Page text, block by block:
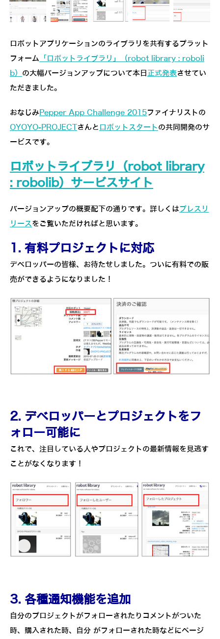
ロボットアプリケーションのライブラリを共有するプラット
フォーム 「ロボットライブラリ」（robot library : robo­li
b） の大幅バージョンアップについて本日 正式発表させてい
ただきました。
おなじみPepper App Challenge 2015ファイナリストの
OYOYO-PROJECTさんと ロボットスタートの共同開発のサ
ービスです。
ロボットライブラリ（robot library
: robo­lib）サービスサイト
バージョンアップの概要配下の通りです。詳しくはプレスリ
リースをご覧いただければと思います。
1. 有料プロジェクトに対応
デベロッパーの皆様、お待たせしました。ついに有料での販
売ができるようになりました！
2. デベロッパーとプロジェクトをフ
ォロー可能に
これで、注目している人やプロジェクトの最新情報を見逃す
ことがなくなります！
3. 各種通知機能を追加
自分のプロジェクトがフォローされたりコメントがついた
時、購入された時、自分 がフォローされた時などにページ